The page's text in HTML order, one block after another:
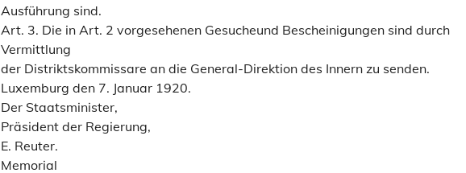
Ausführung sind.
Art. 3. Die in Art. 2 vorgesehenen Gesucheund Bescheinigungen sind durch
Vermittlung
der Distriktskommissare an die General-Direktion des Innern zu senden.
Luxemburg den 7. Januar 1920.
Der Staatsminister,
Präsident der Regierung,
E. Reuter.
Memorial